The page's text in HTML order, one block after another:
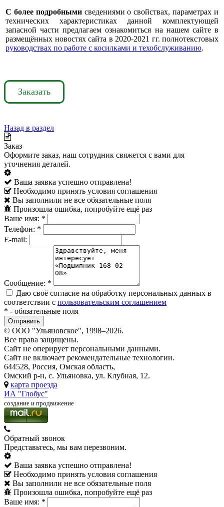
С более подробнымисведениями о свойствах, параметрах и
технических характеристиках данной комплектующей
запасной части предлагаем ознакомиться на нашем сайте в
размещённых новостях сайта в 2020-2021 гг. полнотекстовых
руководствах по работе с косилками и техобслуживанию.
Заказать
Назад в раздел
Заказ
Оформите заказ, наш сотрудник свяжется с вами для
уточнения деталей.
Ваша заявка успешно отправлена!
Необходимо принять условия соглашения
Вы заполнили не все обязательные поля
Произошла ошибка, попробуйте ещё раз
Ваше имя: *
Телефон: *
E-mail:
Сообщение: *
Даю своё согласие на обработку персональных данных в
соответствии с пользовательским соглашением
* - обязательные поля
© ООО "Ульяновское", 1998–2026.
Все права защищены.
Сайт не оперирует персональными данными.
Сайт не включает рекомендательные технологии.
644528, Россия, Омская область,
Омский р-н, с. Ульяновка, ул. Клубная, 12.
карта проезда
ИА "Глобус"
создание и продвижение
Обратный звонок
Представьтесь, мы вам перезвоним.
Ваша заявка успешно отправлена!
Необходимо принять условия соглашения
Вы заполнили не все обязательные поля
Произошла ошибка, попробуйте ещё раз
Ваше имя: *